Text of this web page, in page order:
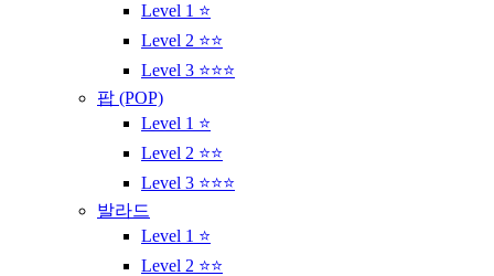
Level 1 ⭐
Level 2 ⭐⭐
Level 3 ⭐⭐⭐
팝 (POP)
Level 1 ⭐
Level 2 ⭐⭐
Level 3 ⭐⭐⭐
발라드
Level 1 ⭐
Level 2 ⭐⭐